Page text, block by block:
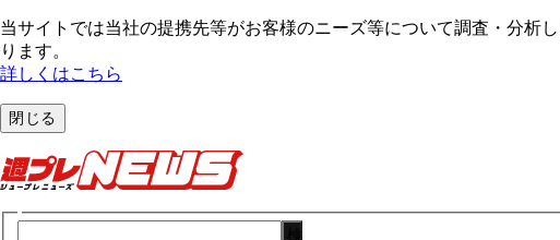
当サイトでは当社の提携先等がお客様のニーズ等について調査・分析
ります。
詳しくはこちら
閉じる